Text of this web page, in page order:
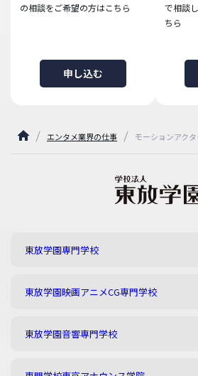
の相談をご希望の方はこちら
申し込む
で相談
ちら
エンタメ業界の仕事 モーションアクタ
東放学園専門学校
東放学園映画アニメCG専門学校
東放学園音響専門学校